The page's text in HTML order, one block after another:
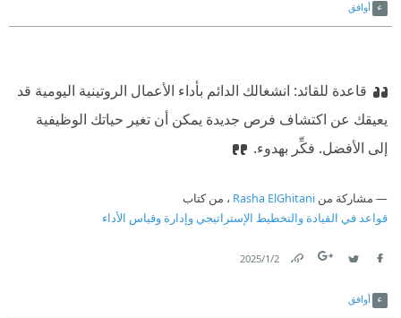
أوافق
قاعدة للقائد: انشغالك الدائم بأداء الأعمال الروتينية اليومية قد
يعيقك عن اكتشاف فرص جديدة يمكن أن تغير حياتك الوظيفية
إلى الأفضل. فكِّر بهدوء.
مشاركة من Rasha ElGhitani ، من كتاب
قواعد في القيادة والتخطيط الإستراتيجي وإدارة وقياس الأداء
2‏/1‏/2025
أوافق